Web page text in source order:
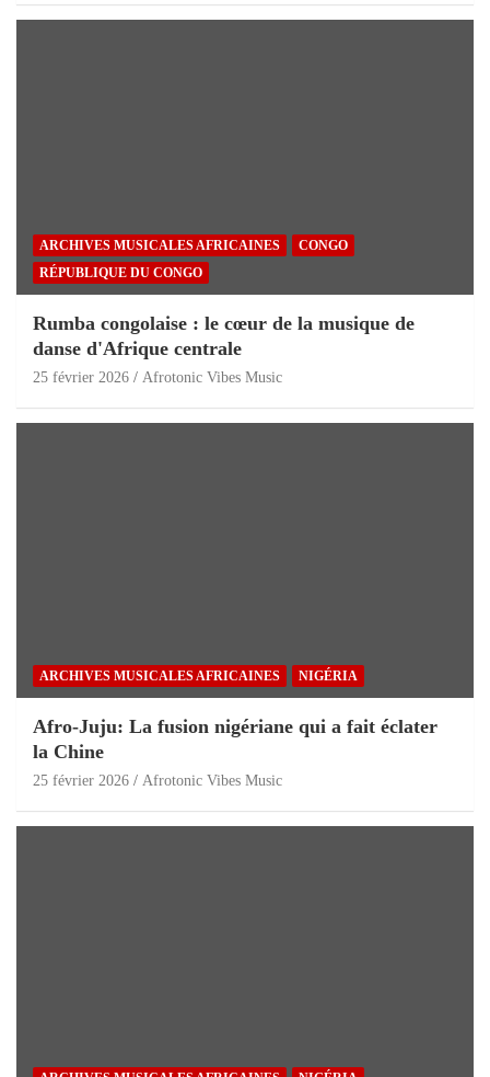
ARCHIVES MUSICALES AFRICAINES
CONGO
RÉPUBLIQUE DU CONGO
Rumba congolaise : le cœur de la musique de
danse d'Afrique centrale
25 février 2026 Afrotonic Vibes Music
ARCHIVES MUSICALES AFRICAINES NIGÉRIA
Afro-Juju: La fusion nigériane qui a fait éclater
la Chine
25 février 2026 Afrotonic Vibes Music